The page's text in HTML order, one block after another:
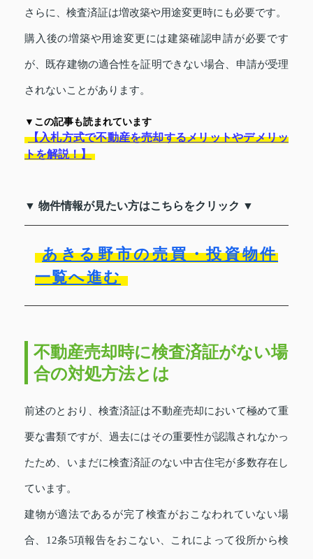
さらに、検査済証は増改築や用途変更時にも必要です。
購入後の増築や用途変更には建築確認申請が必要です
が、既存建物の適合性を証明できない場合、申請が受理
されないことがあります。
▼この記事も読まれています
【入札方式で不動産を売却するメリットやデメリッ
トを解説！】
▼ 物件情報が見たい方はこちらをクリック ▼
あきる野市の売買・投資物件
一覧へ進む
不動産売却時に検査済証がない場
合の対処方法とは
前述のとおり、検査済証は不動産売却において極めて重
要な書類ですが、過去にはその重要性が認識されなかっ
たため、いまだに検査済証のない中古住宅が多数存在し
ています。
建物が適法であるが完了検査がおこなわれていない場
合、12条5項報告をおこない、これによって役所から検